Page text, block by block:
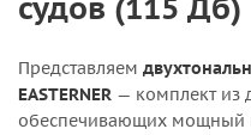
Представляем
EASTERNER — комплект из
обеспечивающих мощный